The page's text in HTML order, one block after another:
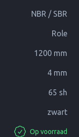
NBR / SBR
Role
1200 mm
4 mm
65 sh
zwart
Op voorraad